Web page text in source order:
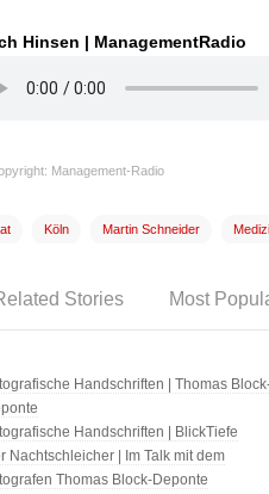
Hinsen | ManagementRadio
Management-Radio
Köln Martin Schneider
Stories Most
Handschriften | Thomas
Handschriften | BlickTiefe
Nachtschleicher | Im Talk mit dem
Thomas Block-Deponte